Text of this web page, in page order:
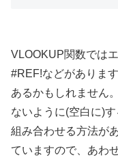
VLOOKUP関数では
#REF!などがありま
あるかもしれません
ないように(空白に)
組み合わせる方法が
ていますので、あわ